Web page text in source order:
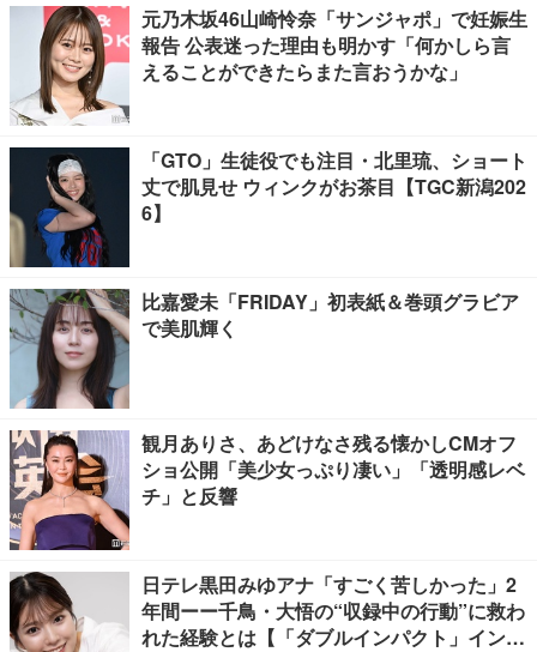
元乃木坂46山崎怜奈「サンジャポ」で妊娠生
報告 公表迷った理由も明かす「何かしら言
えることができたらまた言おうかな」
「GTO」生徒役でも注目・北里琉、ショート
丈で肌見せ ウィンクがお茶目【TGC新潟202
6】
比嘉愛未「FRIDAY」初表紙＆巻頭グラビア
で美肌輝く
観月ありさ、あどけなさ残る懐かしCMオフ
ショ公開「美少女っぷり凄い」「透明感レベ
チ」と反響
日テレ黒田みゆアナ「すごく苦しかった」2
年間ーー千鳥・大悟の“収録中の行動”に救わ
れた経験とは【「ダブルインパクト」インタ